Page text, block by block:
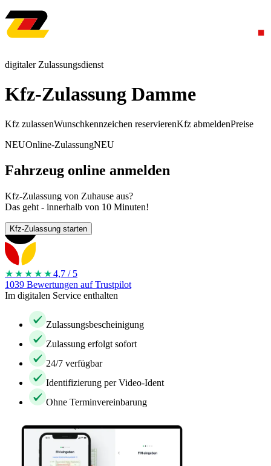
digitaler Zulassungsdienst
Kfz-Zulassung Damme
Kfz zulassenWunschkennzeichen reservierenKfz abmeldenPreise
NEUOnline-ZulassungNEU
Fahrzeug online anmelden
Kfz-Zulassung von Zuhause aus?
Das geht - innerhalb von 10 Minuten!
Kfz-Zulassung starten
★★★★ ★4,7 / 5
1039 Bewertungen auf Trustpilot
Im digitalen Service enthalten
Zulassungsbescheinigung
Zulassung erfolgt sofort
24/7 verfügbar
Identifizierung per Video-Ident
Ohne Terminvereinbarung